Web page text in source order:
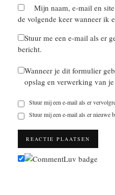
Mijn naam, e-mail en
de volgende keer wanneer ik
Stuur me een e-mail als er
bericht.
Wanneer je dit formulier
opslag en verwerking van
Stuur mij een e-mail als er
Stuur mij een e-mail als er nieuwe